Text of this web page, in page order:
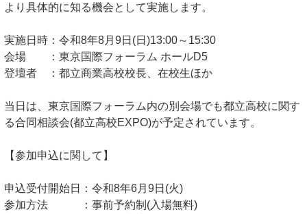
より具体的に知る機会として実施します。
実施日時：令和8年8月9日(日)13:00～15:30
会場 ：東京国際フォーラム ホールD5
登壇者 ：都立商業高校校長、在校生ほか
当日は、東京国際フォーラム内の別会場でも都立高校に関す
る合同相談会(都立高校EXPO)が予定されています。
【参加申込に関して】
申込受付開始日：令和8年6月9日(火)
参加方法 ：事前予約制(入場無料)